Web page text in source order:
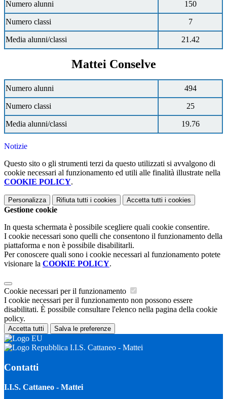
Numero alunni 150
Numero classi 7
Media alunni/classi 21.42
Mattei Conselve
Numero alunni 494
Numero classi 25
Media alunni/classi 19.76
Notizie
Questo sito o gli strumenti terzi da questo utilizzati si avvalgono di
cookie necessari al funzionamento ed utili alle finalità illustrate nella
COOKIE POLICY.
Personalizza Rifiuta tutti i cookies Accetta tutti i cookies
Gestione cookie
In questa schermata è possibile scegliere quali cookie consentire.
I cookie necessari sono quelli che consentono il funzionamento della
piattaforma e non è possibile disabilitarli.
Per conoscere quali sono i cookie necessari al funzionamento potete
visionare la COOKIE POLICY.
Cookie necessari per il funzionamento
I cookie necessari per il funzionamento non possono essere
disabilitati. È possibile consultare l'elenco nella pagina della cookie
policy.
Accetta tutti Salva le preferenze
I.I.S. Cattaneo - Mattei
Contatti
I.I.S. Cattaneo - Mattei